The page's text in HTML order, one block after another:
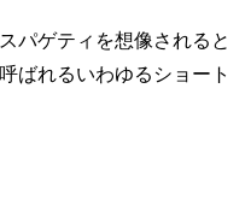
パゲティを想像されると
ばれるいわゆるショート